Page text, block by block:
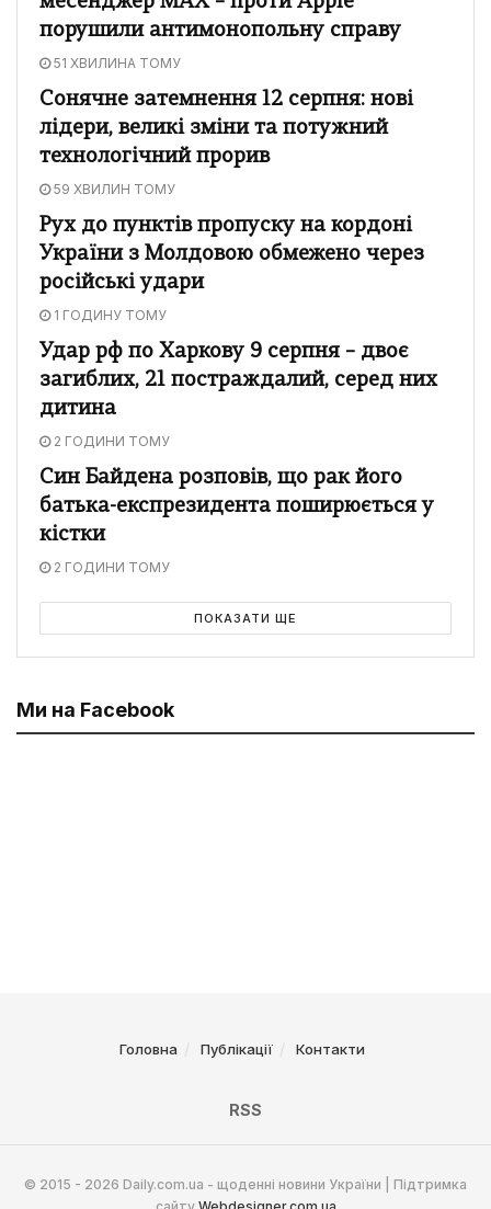
порушили антимонопольну справу
51 ХВИЛИНА ТОМУ
Сонячне затемнення 12 серпня: нові
лідери, великі зміни та потужний
технологічний прорив
59 ХВИЛИН ТОМУ
Рух до пунктів пропуску на кордоні
України з Молдовою обмежено через
російські удари
1 ГОДИНУ ТОМУ
Удар рф по Харкову 9 серпня – двоє
загиблих, 21 постраждалий, серед них
дитина
2 ГОДИНИ ТОМУ
Син Байдена розповів, що рак його
батька-експрезидента поширюється у
кістки
2 ГОДИНИ ТОМУ
ПОКАЗАТИ ЩЕ
Ми на Facebook
Головна Публікації Контакти
RSS
© 2015 - 2026 Daily.com.ua - щоденні новини України | Підтримка